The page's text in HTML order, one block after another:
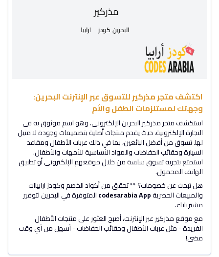
اكتشف متجر مذركير للتسوق عبر الإنترنت البحرين:
وجهتك لمستلزمات الطفل والأم
استكشف متجر مذركير البحرين الإلكتروني، وهو اسم موثوق به في
التجارة الإلكترونية، حيث يقدم منتجات أصلية بتصميمات وجودة لا مثيل
لها. تسوق من أفضل البائعين، بما في ذلك عربات الأطفال ومقاعد
السيارة وحقائب الحفاضات والمواد الأساسية للأمهات والأطفال.
استمتع بتجربة تسوق سلسة من خلال موقعهم الإلكتروني أو تطبيق
الهاتف المحمول.
هل تبحث عن خصومات؟ ** تحقق من أكواد الخصم وكودز ارابياات
والمبيعات الحصريةcodesarabia Appالمتوفرة في البحرين لتوفير
مشترياتك.
مع موقع مذركير عبر الإنترنت، أصبح العثور على منتجات الأطفال
الفريدة - مثل عربات الأطفال وحقائب الحفاضات - أسهل من أي وقت
مضى!